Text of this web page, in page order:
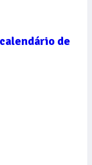
de